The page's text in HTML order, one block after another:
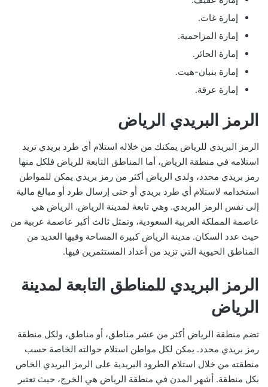
إمارة غات.
إمارة المزاحمية.
إمارة الحائر.
إمارة بنبان-هيت.
إمارة عرقة.
الرمز البريدي الرياض
الرمز البريدي للرياض يمكنك من خلاله استلام أي طرد بريدي تريد
استلامه في منطقة الرياض، أما المناطق التابعة للرياض فلكل منها
رمز بريدي محدد، ولدى الرياض أكثر من رمز بريدي يمكن للمواطن
استخدامه لاستلام أي طرد بريدي أو حتى إرسال طرد أو مبالغ مالية
إلى نفس الرمز البريدي. وهي تابعة لمدينة الرياض. الرياض هي
عاصمة المملكة العربية السعودية، وتمثل ثالث أكبر عاصمة عربية من
حيث عدد السكان. مدينة الرياض كبيرة المساحة وفيها العديد من
المناطق الحيوية التي تزيد من أعداد المستثمرين فيها.
الرمز البريدي للمناطق التابعة لمدينة
الرياض
تضم منطقة الرياض أكثر من عشر مناطق، أو مناطق، ولكل منطقة
رمز بريدي محدد. يمكن لكل مواطن استلام حوالته الخاصة حسب
منطقته من خلال استلام الطرود البريدية على الرمز البريدي الخاص
بكل منطقة. أشهر المدن في منطقة الرياض هي الخرج، حيث تعتبر